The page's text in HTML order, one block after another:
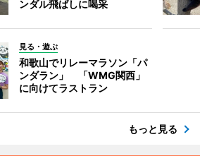
ンダル飛ばしに喝采
見る・遊ぶ
和歌山でリレーマラソン「パ
ンダラン」 「WMG関西」
に向けてラストラン
もっと見る